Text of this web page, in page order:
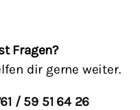
Fragen?
dir gerne weiter.
/ 59 51 64 26